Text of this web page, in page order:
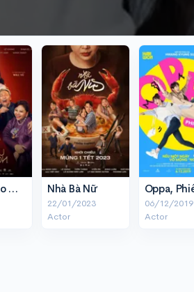
Cô Dâu Hào Môn Nhà Bà Nữ
22/01/2023
Actor
06/12/2019
Actor